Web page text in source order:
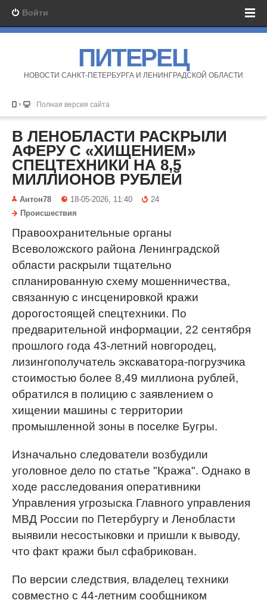
Войти
ПИТЕРЕЦ
НОВОСТИ САНКТ-ПЕТЕРБУРГА И ЛЕНИНГРАДСКОЙ ОБЛАСТИ
Полная версия сайта
В ЛЕНОБЛАСТИ РАСКРЫЛИ
АФЕРУ С «ХИЩЕНИЕМ»
СПЕЦТЕХНИКИ НА 8,5
МИЛЛИОНОВ РУБЛЕЙ
Антон78 18-05-2026, 11:40
24
Происшествия
Правоохранительные органы
Всеволожского района Ленинградской
области раскрыли тщательно
спланированную схему мошенничества,
связанную с инсценировкой кражи
дорогостоящей спецтехники. По
предварительной информации, 22 сентября
прошлого года 43-летний новгородец,
лизингополучатель экскаватора-погрузчика
стоимостью более 8,49 миллиона рублей,
обратился в полицию с заявлением о
хищении машины с территории
промышленной зоны в поселке Бугры.
Изначально следователи возбудили
уголовное дело по статье "Кража". Однако в
ходе расследования оперативники
Управления угрозыска Главного управления
МВД России по Петербургу и Ленобласти
выявили несостыковки и пришли к выводу,
что факт кражи был сфабрикован.
По версии следствия, владелец техники
совместно с 44-летним сообщником